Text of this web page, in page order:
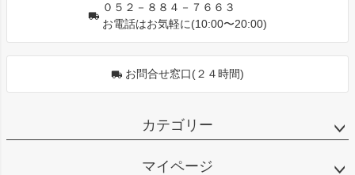
０５２－８８４－７６６３
お電話はお気軽に(10:00〜20:00)
お問合せ窓口(２４時間)
カテゴリー
マイページ